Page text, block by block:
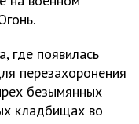
где появилась
перезахоронения
безымянных
кладбищах во